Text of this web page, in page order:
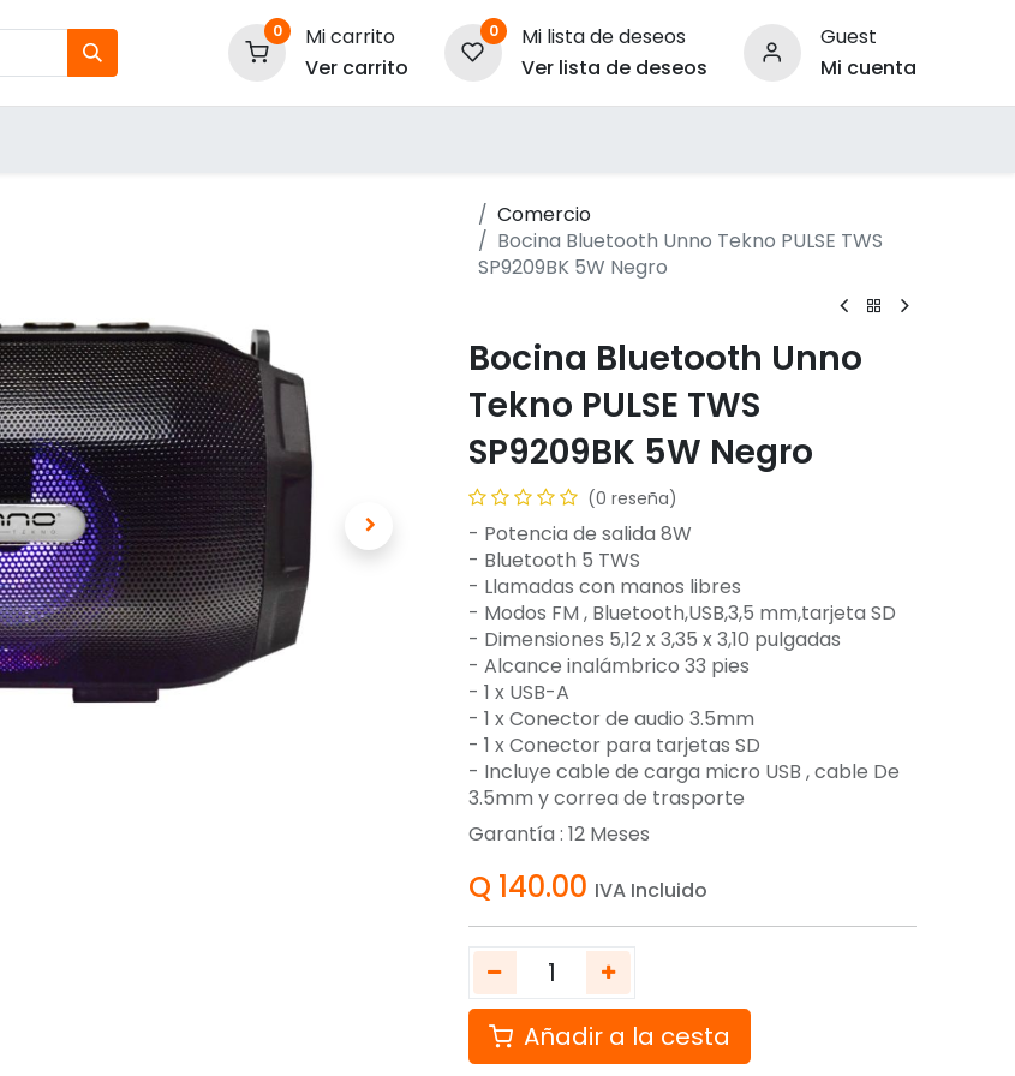
0
Mi carrito
Ver carrito
0
Mi lista de deseos
Ver lista de deseos
Guest
Mi cuenta
Comercio
Bocina Bluetooth Unno Tekno PULSE TWS
SP9209BK 5W Negro
Bocina Bluetooth Unno
Tekno PULSE TWS
SP9209BK 5W Negro
(0 reseña)
- Potencia de salida 8W
- Bluetooth 5 TWS
- Llamadas con manos libres
- Modos FM , Bluetooth,USB,3,5 mm,tarjeta SD
- Dimensiones 5,12 x 3,35 x 3,10 pulgadas
- Alcance inalámbrico 33 pies
- 1 x USB-A
- 1 x Conector de audio 3.5mm
- 1 x Conector para tarjetas SD
- Incluye cable de carga micro USB , cable De
3.5mm y correa de trasporte
Garantía : 12Meses
Q 140.00 IVA Incluido
Añadir a la cesta